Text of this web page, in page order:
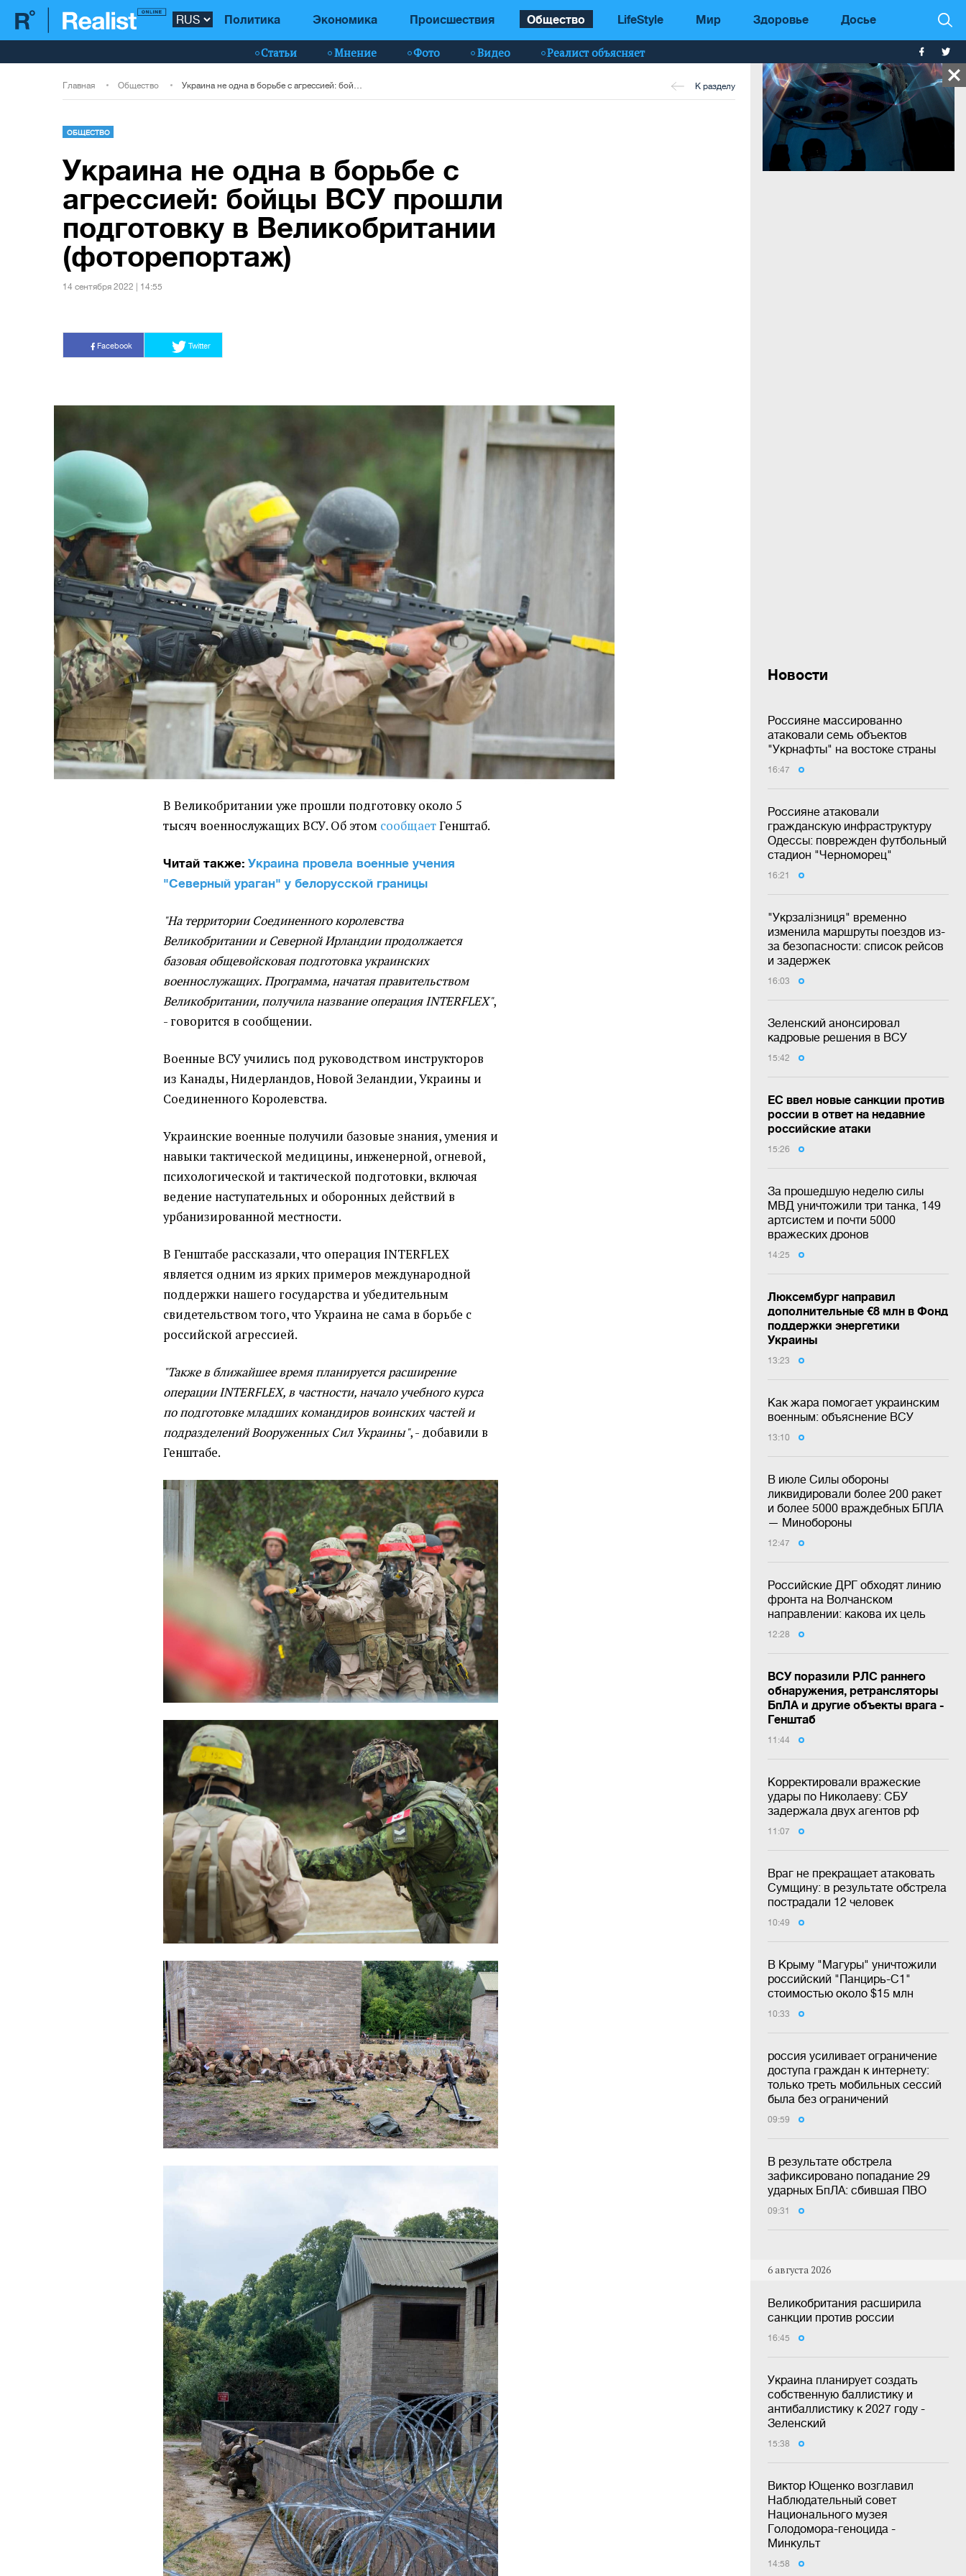
Политика Экономика Происшествия Общество LifeStyle Мир Здоровье Досье
Статьи Мнение Фото Видео Реалист объясняет
Новости
Россияне массированно
атаковали семь объектов
"Укрнафты" на востоке страны
16:47
Россияне атаковали
гражданскую инфраструктуру
Одессы: поврежден футбольный
стадион "Черноморец"
16:21
"Укрзалізниця" временно
изменила маршруты поездов из-
за безопасности: список рейсов
и задержек
16:03
Зеленский анонсировал
кадровые решения в ВСУ
15:42
ЕС ввел новые санкции против
россии в ответ на недавние
российские атаки
15:26
За прошедшую неделю силы
МВД уничтожили три танка, 149
артсистем и почти 5000
вражеских дронов
14:25
Люксембург направил
дополнительные €8 млн в Фонд
поддержки энергетики
Украины
13:23
Как жара помогает украинским
военным: объяснение ВСУ
13:10
В июле Силы обороны
ликвидировали более 200 ракет
и более 5000 враждебных БПЛА
— Минобороны
12:47
Российские ДРГ обходят линию
фронта на Волчанском
направлении: какова их цель
12:28
ВСУ поразили РЛС раннего
обнаружения, ретрансляторы
БпЛА и другие объекты врага -
Генштаб
11:44
Корректировали вражеские
удары по Николаеву: СБУ
задержала двух агентов рф
11:07
Враг не прекращает атаковать
Сумщину: в результате обстрела
пострадали 12 человек
10:49
В Крыму "Магуры" уничтожили
российский "Панцирь-С1"
стоимостью около $15 млн
10:33
россия усиливает ограничение
доступа граждан к интернету:
только треть мобильных сессий
была без ограничений
09:59
В результате обстрела
зафиксировано попадание 29
ударных БпЛА: сбившая ПВО
09:31
6 августа 2026
Великобритания расширила
санкции против россии
16:45
Украина планирует создать
собственную баллистику и
антибаллистику к 2027 году -
Зеленский
15:38
Виктор Ющенко возглавил
Наблюдательный совет
Национального музея
Голодомора-геноцида -
Минкульт
14:58
Главная Общество К разделу
ОБЩЕСТВО
Украина не одна в борьбе с
агрессией: бойцы ВСУ прошли
подготовку в Великобритании
(фоторепортаж)
14 сентября 2022 | 14:55
Facebook Twitter
В Великобритании уже прошли подготовку около 5
тысяч военнослужащих ВСУ. Об этом сообщаетГенштаб.
Читай также: Украина провела военные учения
"Северный ураган" у белорусской границы
"На территории Соединенного королевства
Великобритании и Северной Ирландии продолжается
базовая общевойсковая подготовка украинских
военнослужащих. Программа, начатая правительством
Великобритании, получила название операция INTERFLEX",
- говорится в сообщении.
Военные ВСУ учились под руководством инструкторов
из Канады, Нидерландов, Новой Зеландии, Украины и
Соединенного Королевства.
Украинские военные получили базовые знания, умения и
навыки тактической медицины, инженерной, огневой,
психологической и тактической подготовки, включая
ведение наступательных и оборонных действий в
урбанизированной местности.
В Генштабе рассказали, что операция INTERFLEX
является одним из ярких примеров международной
поддержки нашего государства и убедительным
свидетельством того, что Украина не сама в борьбе с
российской агрессией.
"Также в ближайшее время планируется расширение
операции INTERFLEX, в частности, начало учебного курса
по подготовке младших командиров воинских частей и
подразделений Вооруженных Сил Украины", - добавили в
Генштабе.